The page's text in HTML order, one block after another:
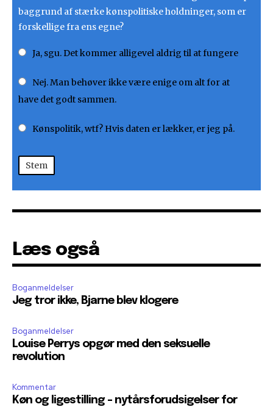
baggrund af stærke kønspolitiske holdninger, som er
forskellige fra ens egne?
Ja, sgu. Det kommer alligevel aldrig til at fungere
Nej. Man behøver ikke være enige om alt for at
have det godt sammen.
Kønspolitik, wtf? Hvis daten er lækker, er jeg på.
Stem
Læs også
Boganmeldelser
Jeg tror ikke, Bjarne blev klogere
Boganmeldelser
Louise Perrys opgør med den seksuelle
revolution
Kommentar
Køn og ligestilling – nytårsforudsigelser for